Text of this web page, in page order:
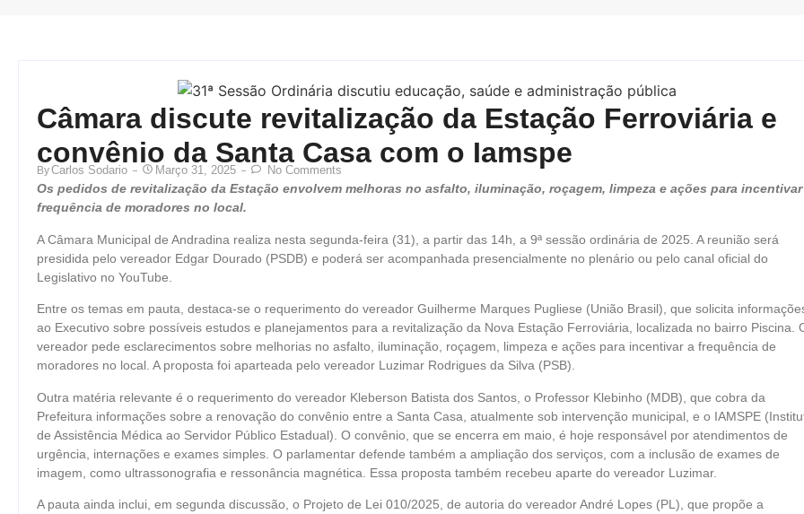
Câmara discute revitalização da Estação Ferroviária e
convênio da Santa Casa com o Iamspe
ByCarlos Sodario Março 31, 2025 No Comments
Os pedidos de revitalização da Estação envolvem melhoras no asfalto, iluminação, roçagem, limpeza e ações para incentivar
frequência de moradores no local.
A Câmara Municipal de Andradina realiza nesta segunda-feira (31), a partir das 14h, a 9ª sessão ordinária de 2025. A reunião será
presidida pelo vereador Edgar Dourado (PSDB) e poderá ser acompanhada presencialmente no plenário ou pelo canal oficial do
Legislativo no YouTube.
Entre os temas em pauta, destaca-se o requerimento do vereador Guilherme Marques Pugliese (União Brasil), que solicita
ao Executivo sobre possíveis estudos e planejamentos para a revitalização da Nova Estação Ferroviária, localizada no bairro Piscina.
vereador pede esclarecimentos sobre melhorias no asfalto, iluminação, roçagem, limpeza e ações para incentivar a frequência de
moradores no local. A proposta foi aparteada pelo vereador Luzimar Rodrigues da Silva (PSB).
Outra matéria relevante é o requerimento do vereador Kleberson Batista dos Santos, o Professor Klebinho (MDB), que cobra da
Prefeitura informações sobre a renovação do convênio entre a Santa Casa, atualmente sob intervenção municipal, e o IAMSPE
de Assistência Médica ao Servidor Público Estadual). O convênio, que se encerra em maio, é hoje responsável por atendimentos de
urgência, internações e exames simples. O parlamentar defende também a ampliação dos serviços, com a inclusão de exames de
imagem, como ultrassonografia e ressonância magnética. Essa proposta também recebeu aparte do vereador Luzimar.
A pauta ainda inclui, em segunda discussão, o Projeto de Lei 010/2025, de autoria do vereador André Lopes (PL), que propõe a